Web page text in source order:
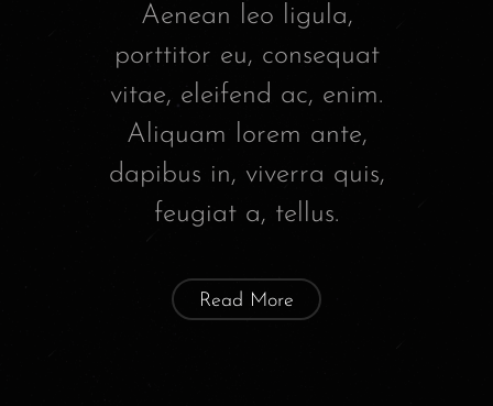
Aenean leo ligula,
porttitor eu, consequat
vitae, eleifend ac, enim.
Aliquam lorem ante,
dapibus in, viverra quis,
feugiat a, tellus.
Read More